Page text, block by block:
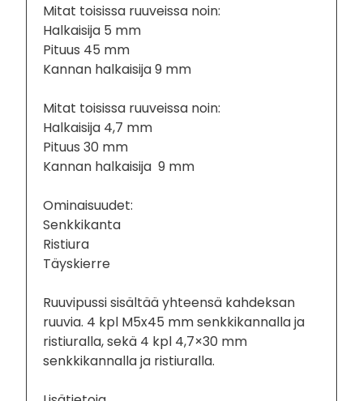
Mitat toisissa ruuveissa noin:
Halkaisija 5 mm
Pituus 45 mm
Kannan halkaisija 9 mm
Mitat toisissa ruuveissa noin:
Halkaisija 4,7 mm
Pituus 30 mm
Kannan halkaisija 9 mm
Ominaisuudet:
Senkkikanta
Ristiura
Täyskierre
Ruuvipussi sisältää yhteensä kahdeksan
ruuvia. 4 kpl M5x45 mm senkkikannalla ja
ristiuralla, sekä 4 kpl 4,7×30 mm
senkkikannalla ja ristiuralla.